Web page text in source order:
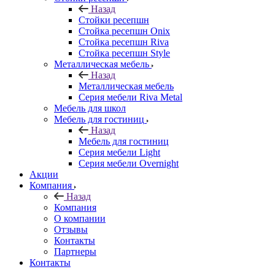
Назад
Стойки ресепшн
Стойка ресепшн Onix
Стойка ресепшн Riva
Стойка ресепшн Style
Металлическая мебель
Назад
Металлическая мебель
Серия мебели Riva Metal
Мебель для школ
Мебель для гостиниц
Назад
Мебель для гостиниц
Серия мебели Light
Серия мебели Overnight
Акции
Компания
Назад
Компания
О компании
Отзывы
Контакты
Партнеры
Контакты